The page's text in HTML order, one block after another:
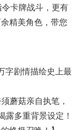
卡牌战斗，更有
精美角色，带您
剧情描绘史上最
蘑菇亲自执笔，
露多重背景设定！